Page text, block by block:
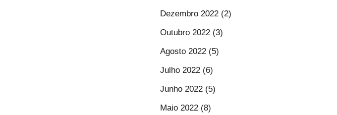
Dezembro 2022 (2)
Outubro 2022 (3)
Agosto 2022 (5)
Julho 2022 (6)
Junho 2022 (5)
Maio 2022 (8)